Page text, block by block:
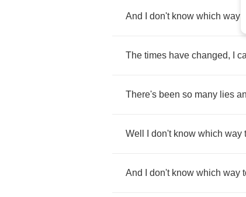
And don't know which way
The times have changed,
There's been so many lies
Well don't know which way
And don't know which way